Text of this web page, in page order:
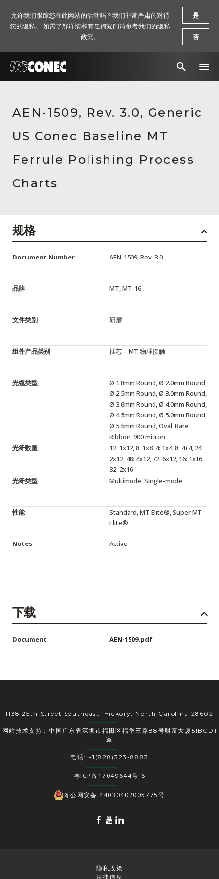
解决方案
产品
资源
关于我们
English Website
应用工程指导书 (AENs)
工作机会
订阅
AEN-1509, Rev. 3.0, Generic
US Conec Baseline MT
Ferrule Polishing Process
Charts
规格
Document Number AEN-1509, Rev. 3.0
品牌 MT, MT-16
文件类别 研磨
组件产品类别 插芯 – MT 物理接触
光缆类型
Ø 1.8mm Round, Ø 2.0mm Round,
Ø 2.5mm Round, Ø 3.0mm Round,
Ø 3.6mm Round, Ø 4.0mm Round,
Ø 4.5mm Round, Ø 5.0mm Round,
Ø 5.5mm Round, Oval, Bare
Ribbon, 900 micron
光纤数量
12: 1x12, 8: 1x8, 4: 1x4, 8: 4+4, 24:
2x12, 48: 4x12, 72: 6x12, 16: 1x16,
32: 2x16
光纤类型
Multimode, Single-mode
性能
Standard, MT Elite®, Super MT
Elite®
Notes Active
下载
Document AEN-1509.pdf
1138 25th Street Southeast, Hickory, North Carolina 28602
网站技术支持：中国广东省深圳市福田区福华三路88号财富大厦51BCD1
室
电话: +1(828)323-8883
粤ICP备17049644号-6
粤公网安备 44030402005775号
隐私政策
法律信息
允许我们跟踪您在此网站的活动吗？我们非常严肃的对待
您的隐私。 如需了解详情和有任何疑问请参考我们的隐私
政策。
是
否